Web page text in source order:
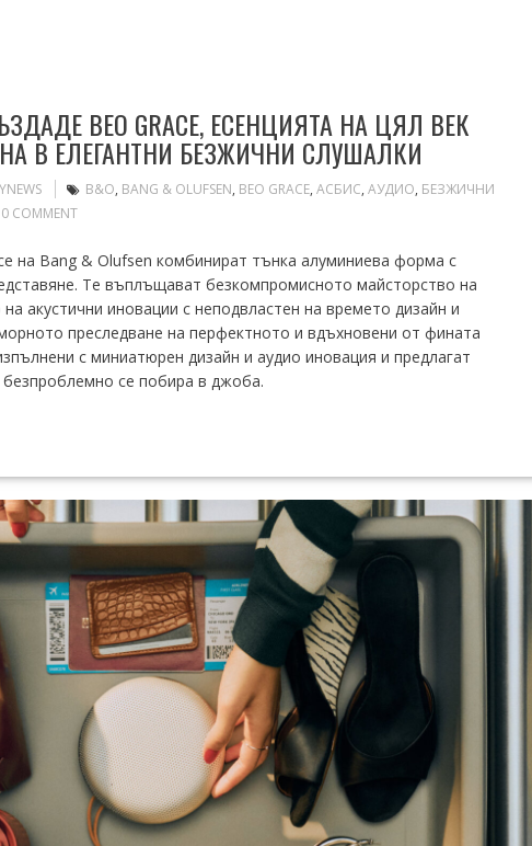
BEO GRACE, ЕСЕНЦИЯТА НА ЦЯЛ ВЕК
В ЕЛЕГАНТНИ БЕЗЖИЧНИ СЛУШАЛКИ
B&O, BANG & OLUFSEN, BEO GRACE, АСБИС, АУДИО, БЕЗЖИЧНИ
0 COMMENT
на Bang & Olufsen комбинират тънка алуминиева форма с
Те въплъщават безкомпромисното майсторство на
акустични иновации с неподвластен на времето дизайн и
преследване на перфектното и вдъхновени от фината
с миниатюрен дизайн и аудио иновация и предлагат
безпроблемно се побира в джоба.